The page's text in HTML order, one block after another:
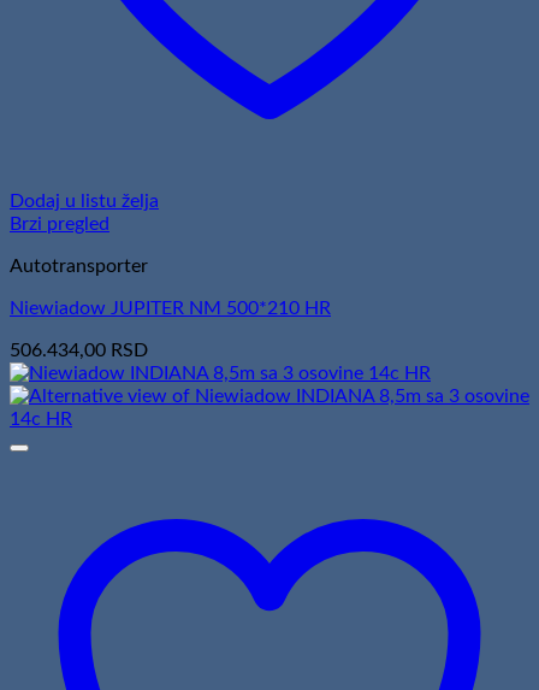
Dodaj u listu želja
Brzi pregled
Autotransporter
Niewiadow JUPITER NM 500*210 HR
506.434,00 RSD